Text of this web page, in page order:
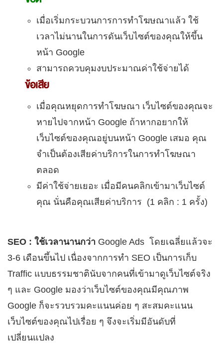
เมื่อเริ่มกระบวนการการทำโฆษณาแล้ว ใช้
เวลาไม่นานในการดันเว็บไซต์ของคุณให้ขึ้น
หน้า Google
สามารถควบคุมงบประมาณค่าใช้จ่ายได้
ข้อเสีย
เมื่อคุณหยุดการทำโฆษณา เว็บไซต์ของคุณจะ
หายไปจากหน้า Google ถ้าหากอยากให้
เว็บไซต์ของคุณอยู่บนหน้า Google เสมอ คุณ
จำเป็นต้องเสียค่าบริการในการทำโฆษณา
ตลอด
มีค่าใช้จ่ายเยอะ เมื่อมีคนคลิกเข้ามาเว็บไซต์
คุณ นั่นคือคุณเสียค่าบริการ (1 คลิก : 1 ครั้ง)
SEO : ใช้เวลานานกว่า Google Ads โดยเฉลี่ยแล้วจะ
3-6 เดือนขึ้นไป เนื่องจากการทำ SEO เป็นการเก็บ
Traffic แบบธรรมชาตินับจากคนที่เข้ามาดูเว็บไซต์จริง
ๆ และ Google มองว่าเว็บไซต์ของคุณมีคุณภาพ
Google ก็จะรวบรวมคะแนนค่อย ๆ สะสมคะแนน
เว็บไซต์ของคุณไปเรื่อย ๆ จึงจะเริ่มมีอันดับที่
เปลี่ยนแปลง